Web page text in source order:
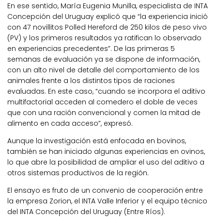
En ese sentido, María Eugenia Munilla, especialista de INTA
Concepción del Uruguay explicó que “la experiencia inició
con 47 novillitos Polled Hereford de 250 kilos de peso vivo
(PV) y los primeros resultados ya ratifican lo observado
en experiencias precedentes”. De las primeras 5
semanas de evaluación ya se dispone de información,
con un alto nivel de detalle del comportamiento de los
animales frente a los distintos tipos de raciones
evaluadas. En este caso, “cuando se incorpora el aditivo
multifactorial acceden al comedero el doble de veces
que con una ración convencional y comen la mitad de
alimento en cada acceso”, expresó.
Aunque la investigación está enfocada en bovinos,
también se han iniciado algunas experiencias en ovinos,
lo que abre la posibilidad de ampliar el uso del aditivo a
otros sistemas productivos de la región.
El ensayo es fruto de un convenio de cooperación entre
la empresa Zorion, el INTA Valle Inferior y el equipo técnico
del INTA Concepción del Uruguay (Entre Ríos).